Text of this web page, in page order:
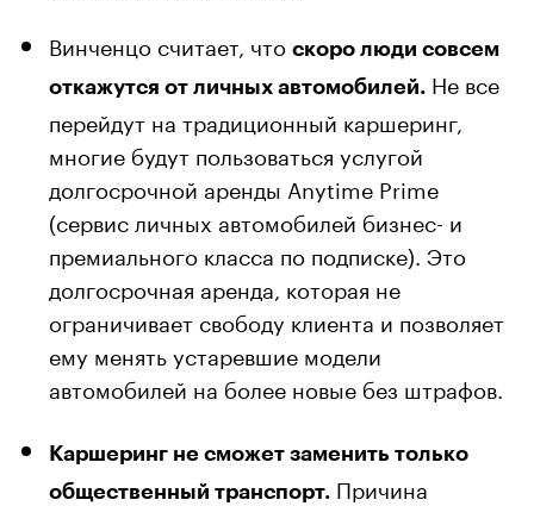
Винченцо считает, что скоро люди совсем
откажутся от личных автомобилей. Не все
перейдут на традиционный каршеринг,
многие будут пользоваться услугой
долгосрочной аренды Anytime Prime
(сервис личных автомобилей бизнес- и
премиального класса по подписке). Это
долгосрочная аренда, которая не
ограничивает свободу клиента и позволяет
ему менять устаревшие модели
автомобилей на более новые без штрафов.
Каршеринг не сможет заменить только
общественный транспорт. Причина